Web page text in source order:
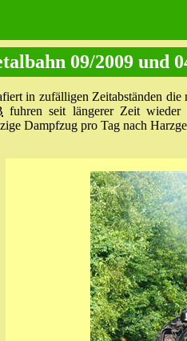
09/2009 und
in zufälligen Zeitabständen
fuhren seit längerer Zeit wieder
Dampfzug pro Tag nach